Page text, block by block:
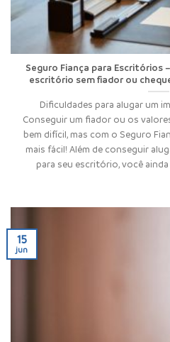
Seguro Fiança para Escritórios
escritório sem fiador ou
Dificuldades para alugar um
Conseguir um fiador ou os
bem difícil, mas com o Seguro
mais fácil! Além de conseguir
para seu escritório, você
15
jun